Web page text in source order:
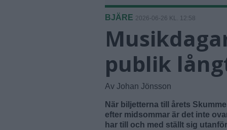
BJÄRE 2026-06-26 KL. 12:58
publik
Av Johan Jönsson
När biljetterna till årets
efter midsommar är det inte
har till och med ställt sig